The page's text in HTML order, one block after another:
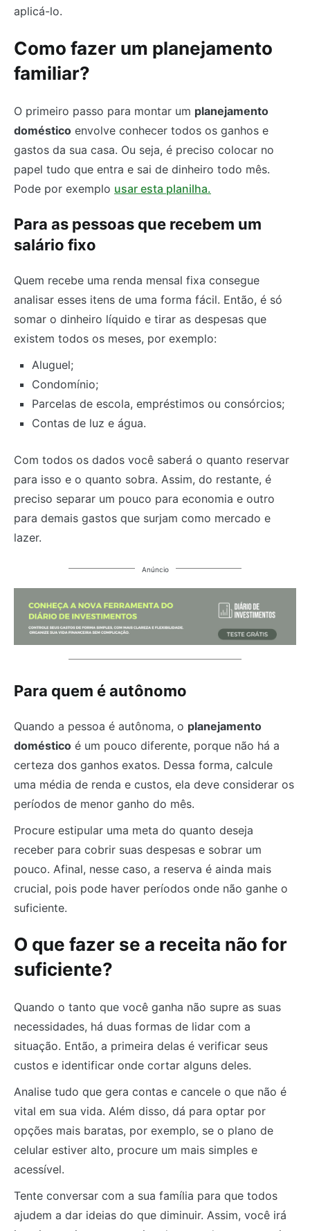
aplicá-lo.
Como fazer um planejamento
familiar?
O primeiro passo para montar um planejamento
doméstico envolve conhecer todos os ganhos e
gastos da sua casa. Ou seja, é preciso colocar no
papel tudo que entra e sai de dinheiro todo mês.
Pode por exemplo usar esta planilha.
Para as pessoas que recebem um
salário fixo
Quem recebe uma renda mensal fixa consegue
analisar esses itens de uma forma fácil. Então, é só
somar o dinheiro líquido e tirar as despesas que
existem todos os meses, por exemplo:
Aluguel;
Condomínio;
Parcelas de escola, empréstimos ou consórcios;
Contas de luz e água.
Com todos os dados você saberá o quanto reservar
para isso e o quanto sobra. Assim, do restante, é
preciso separar um pouco para economia e outro
para demais gastos que surjam como mercado e
lazer.
Anúncio
Para quem é autônomo
Quando a pessoa é autônoma, o planejamento
doméstico é um pouco diferente, porque não há a
certeza dos ganhos exatos. Dessa forma, calcule
uma média de renda e custos, ela deve considerar os
períodos de menor ganho do mês.
Procure estipular uma meta do quanto deseja
receber para cobrir suas despesas e sobrar um
pouco. Afinal, nesse caso, a reserva é ainda mais
crucial, pois pode haver períodos onde não ganhe o
suficiente.
O que fazer se a receita não for
suficiente?
Quando o tanto que você ganha não supre as suas
necessidades, há duas formas de lidar com a
situação. Então, a primeira delas é verificar seus
custos e identificar onde cortar alguns deles.
Analise tudo que gera contas e cancele o que não é
vital em sua vida. Além disso, dá para optar por
opções mais baratas, por exemplo, se o plano de
celular estiver alto, procure um mais simples e
acessível.
Tente conversar com a sua família para que todos
ajudem a dar ideias do que diminuir. Assim, você irá